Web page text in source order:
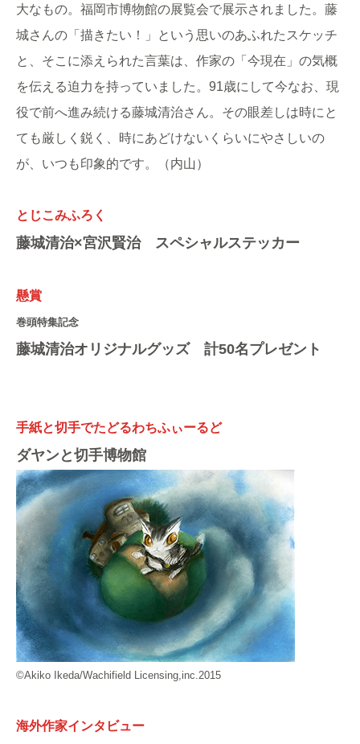
大なもの。福岡市博物館の展覧会で展示されました。藤
城さんの「描きたい！」という思いのあふれたスケッチ
と、そこに添えられた言葉は、作家の「今現在」の気概
を伝える迫力を持っていました。91歳にして今なお、現
役で前へ進み続ける藤城清治さん。その眼差しは時にと
ても厳しく鋭く、時にあどけないくらいにやさしいの
が、いつも印象的です。（内山）
とじこみふろく
藤城清治×宮沢賢治 スペシャルステッカー
懸賞
巻頭特集記念
藤城清治オリジナルグッズ 計50名プレゼント
手紙と切手でたどるわちふぃーるど
ダヤンと切手博物館
©Akiko Ikeda/Wachifield Licensing,inc.2015
海外作家インタビュー